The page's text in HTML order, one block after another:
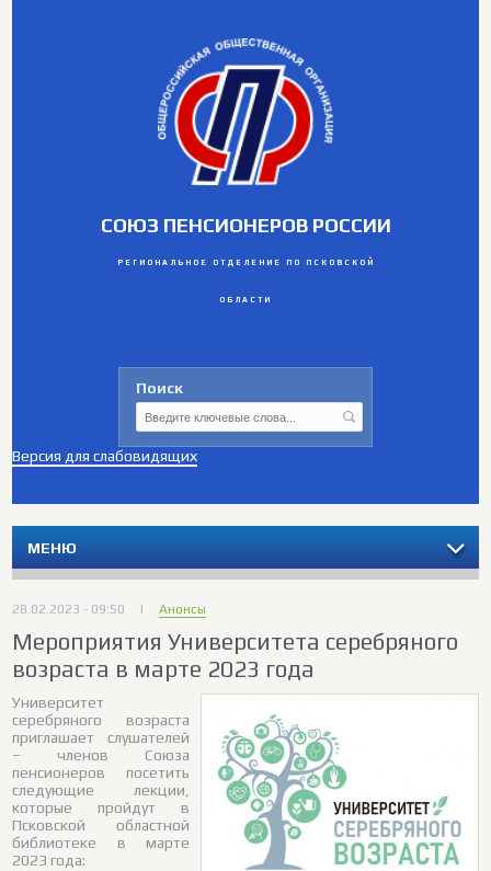
СОЮЗ ПЕНСИОНЕРОВ РОССИИ
РЕГИОНАЛЬНОЕ ОТДЕЛЕНИЕ ПО ПСКОВСКОЙ
ОБЛАСТИ
Поиск
Версия для слабовидящих
МЕНЮ
28.02.2023 - 09:50 | Анонсы
Мероприятия Университета серебряного
возраста в марте 2023 года
Университет
серебряного возраста
приглашает слушателей
– членов Союза
пенсионеров посетить
следующие лекции,
которые пройдут в
Псковской областной
библиотеке в марте
2023 года: